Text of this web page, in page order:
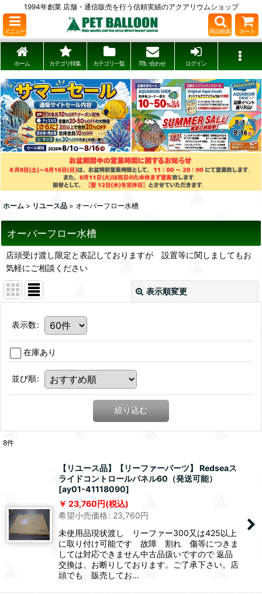
1994年創業 店舗・通信販売を行う信頼実績のアクアリウムショップ
メニュー 商品検索 カート
ホーム カテゴリ特集 カテゴリ一覧 問い合わせ ログイン
ホーム > リユース品 > オーバーフロー水槽
オーバーフロー水槽
店頭受け渡し限定と表記しておりますが 設置等に関しましてもお
気軽にご相談ください
表示順変更
表示数:
在庫あり
並び順:
絞り込む
8件
【リユース品】【リーファーパーツ】 Redseaス
ライドコントロールパネル60（発送可能）
[ay01-41118090]
23,760円(税込)
希望小売価格: 23,760円
未使用品現状渡し リーファー300又は425以上
に取り付け可能です 故障 割れ 傷等につきま
しては対応できません中古品扱いですので 返品
交換は、お断りしております。ご了承下さい。店
頭でも 販売してお…